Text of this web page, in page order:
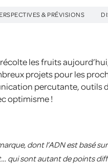
& PRÉVISIONS
les fruits
projets pour les
percutante, outils
optimisme !
dont l’ADN est basé
qui sont autant de points